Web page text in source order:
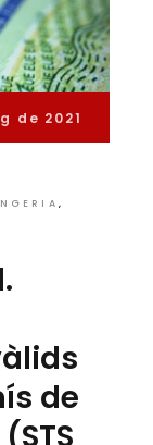
de 2021
de